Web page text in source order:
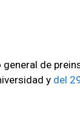
de
y del